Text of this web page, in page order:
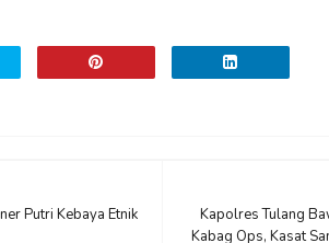
Kapolres Tulang
Kabag Ops, Kasat
Putri Kebaya Etnik